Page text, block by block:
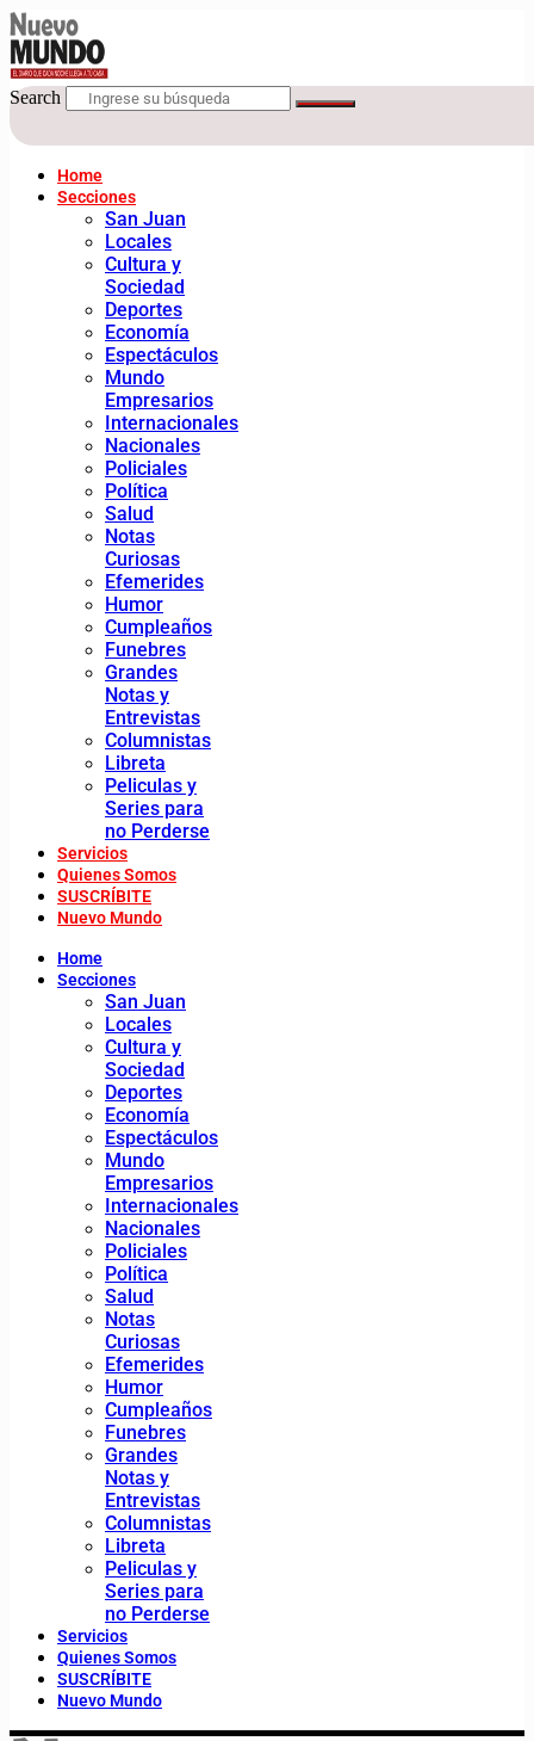
Search
Home
Secciones
San Juan
Locales
Cultura y
Sociedad
Deportes
Economía
Espectáculos
Mundo
Empresarios
Internacionales
Nacionales
Policiales
Política
Salud
Notas
Curiosas
Efemerides
Humor
Cumpleaños
Funebres
Grandes
Notas y
Entrevistas
Columnistas
Libreta
Peliculas y
Series para
no Perderse
Servicios
Quienes Somos
SUSCRÍBITE
Nuevo Mundo
Home
Secciones
San Juan
Locales
Cultura y
Sociedad
Deportes
Economía
Espectáculos
Mundo
Empresarios
Internacionales
Nacionales
Policiales
Política
Salud
Notas
Curiosas
Efemerides
Humor
Cumpleaños
Funebres
Grandes
Notas y
Entrevistas
Columnistas
Libreta
Peliculas y
Series para
no Perderse
Servicios
Quienes Somos
SUSCRÍBITE
Nuevo Mundo